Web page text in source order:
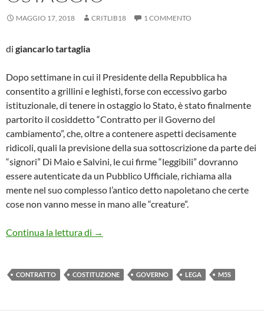
MAGGIO 17, 2018 CRITLIB18 1 COMMENTO
di giancarlo tartaglia
Dopo settimane in cui il Presidente della Repubblica ha
consentito a grillini e leghisti, forse con eccessivo garbo
istituzionale, di tenere in ostaggio lo Stato, è stato finalmente
partorito il cosiddetto “Contratto per il Governo del
cambiamento”, che, oltre a contenere aspetti decisamente
ridicoli, quali la previsione della sua sottoscrizione da parte dei
“signori” Di Maio e Salvini, le cui firme “leggibili” dovranno
essere autenticate da un Pubblico Ufficiale, richiama alla
mente nel suo complesso l’antico detto napoletano che certe
cose non vanno messe in mano alle “creature”.
Continua la lettura di LA REPUBBLICA IN OSTAGGIO
→
CONTRATTO COSTITUZIONE GOVERNO LEGA M5S